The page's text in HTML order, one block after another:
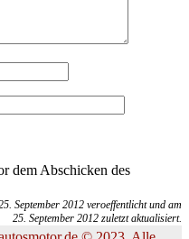
dem Abschicken des
September 2012 veroeffentlicht und am
25. September 2012 zuletzt aktualisiert.